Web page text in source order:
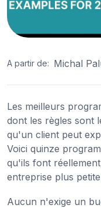
A partir de: Michal
Les meilleurs
dont les règles sont
qu'un client peut
Voici quinze
qu'ils font
entreprise plus
Aucun n'exige un